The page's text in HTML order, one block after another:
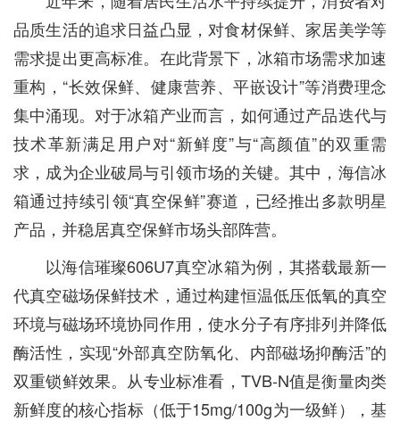
品质生活的追求日益凸显，对食材保鲜、家居美学等
需求提出更高标准。在此背景下，冰箱市场需求加速
重构，“长效保鲜、健康营养、平嵌设计”等消费理念
集中涌现。对于冰箱产业而言，如何通过产品迭代与
技术革新满足用户对“新鲜度”与“高颜值”的双重需
求，成为企业破局与引领市场的关键。其中，海信冰
箱通过持续引领“真空保鲜”赛道，已经推出多款明星
产品，并稳居真空保鲜市场头部阵营。
以海信璀璨606U7真空冰箱为例，其搭载最新一
代真空磁场保鲜技术，通过构建恒温低压低氧的真空
环境与磁场环境协同作用，使水分子有序排列并降低
酶活性，实现“外部真空防氧化、内部磁场抑酶活”的
双重锁鲜效果。从专业标准看，TVB-N值是衡量肉类
新鲜度的核心指标（低于15mg/100g为一级鲜），基